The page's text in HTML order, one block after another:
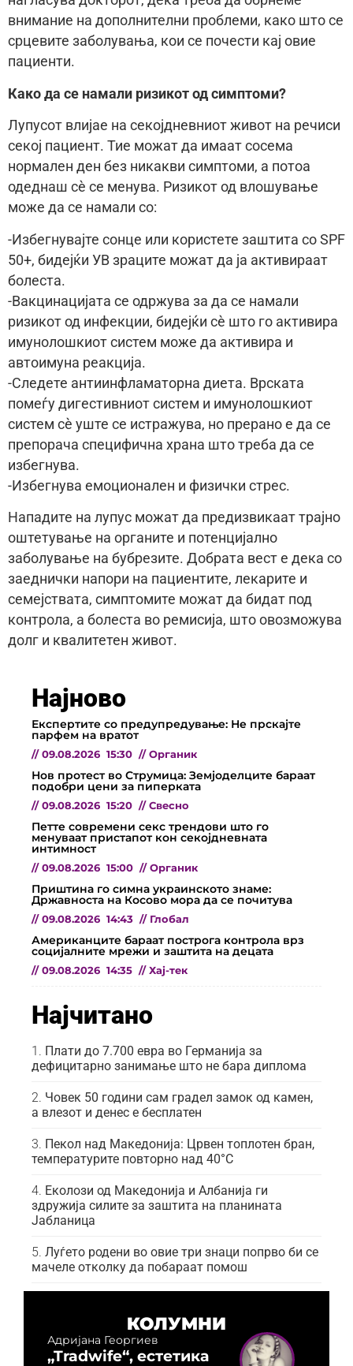
внимание на дополнителни проблеми, како што се
срцевите заболувања, кои се почести кај овие
пациенти.
Како да се намали ризикот од симптоми?
Лупусот влијае на секојдневниот живот на речиси
секој пациент. Тие можат да имаат сосема
нормален ден без никакви симптоми, а потоа
одеднаш сè се менува. Ризикот од влошување
може да се намали со:
-Избегнувајте сонце или користете заштита со SPF
50+, бидејќи УВ зраците можат да ја активираат
болеста.
-Вакцинацијата се одржува за да се намали
ризикот од инфекции, бидејќи сè што го активира
имунолошкиот систем може да активира и
автоимуна реакција.
-Следете антиинфламаторна диета. Врската
помеѓу дигестивниот систем и имунолошкиот
систем сè уште се истражува, но прерано е да се
препорача специфична храна што треба да се
избегнува.
-Избегнува емоционален и физички стрес.
Нападите на лупус можат да предизвикаат трајно
оштетување на органите и потенцијално
заболување на бубрезите. Добрата вест е дека со
заеднички напори на пациентите, лекарите и
семејствата, симптомите можат да бидат под
контрола, а болеста во ремисија, што овозможува
долг и квалитетен живот.
Најново
Експертите со предупредување: Не прскајте
парфем на вратот
// 09.08.2026 15:30 // Органик
Нов протест во Струмица: Земјоделците бараат
подобри цени за пиперката
// 09.08.2026 15:20 // Свесно
Петте современи секс трендови што го
менуваат пристапот кон секојдневната
интимност
// 09.08.2026 15:00 // Органик
Приштина го симна украинското знаме:
Државноста на Косово мора да се почитува
// 09.08.2026 14:43 // Глобал
Американците бараат построга контрола врз
социјалните мрежи и заштита на децата
// 09.08.2026 14:35 // Хај-тек
Најчитано
Плати до 7.700 евра во Германија за
дефицитарно занимање што не бара диплома
Човек 50 години сам градел замок од камен,
а влезот и денес е бесплатен
Пекол над Македонија: Црвен топлотен бран,
температурите повторно над 40°C
Еколози од Македонија и Албанија ги
здружија силите за заштита на планината
Јабланица
Луѓето родени во овие три знаци попрво би се
мачеле отколку да побараат помош
КОЛУМНИ
Адријана Георгиев
„Tradwife“, естетика